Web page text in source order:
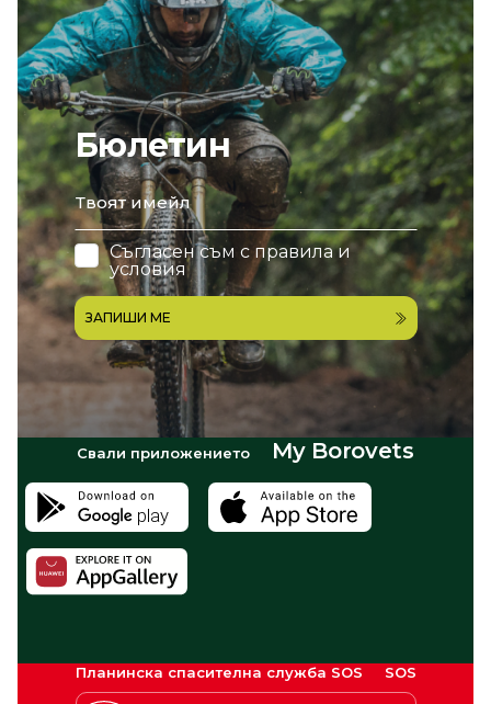
Бюлетин
email
Съгласен съм с правила и
условия
ЗАПИШИ МЕ
Свали приложението My Borovets
Планинска спасителна служба SOS SOS